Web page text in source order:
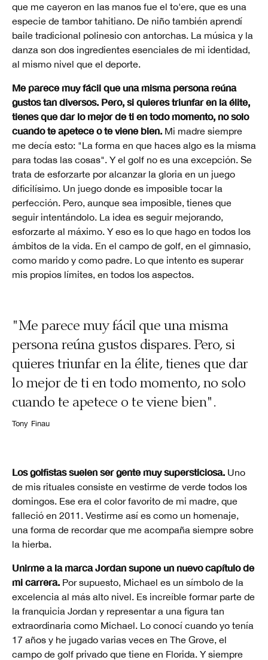
que me cayeron en las manos fue el to'ere, que es una
especie de tambor tahitiano. De niño también aprendí
baile tradicional polinesio con antorchas. La música y la
danza son dos ingredientes esenciales de mi identidad,
al mismo nivel que el deporte.
Me parece muy fácil que una misma persona reúna
gustos tan diversos. Pero, si quieres triunfar en la élite,
tienes que dar lo mejor de ti en todo momento, no solo
cuando te apetece o te viene bien. Mi madre siempre
me decía esto: "La forma en que haces algo es la misma
para todas las cosas". Y el golf no es una excepción. Se
trata de esforzarte por alcanzar la gloria en un juego
dificilísimo. Un juego donde es imposible tocar la
perfección. Pero, aunque sea imposible, tienes que
seguir intentándolo. La idea es seguir mejorando,
esforzarte al máximo. Y eso es lo que hago en todos los
ámbitos de la vida. En el campo de golf, en el gimnasio,
como marido y como padre. Lo que intento es superar
mis propios límites, en todos los aspectos.
"Me parece muy fácil que una misma
persona reúna gustos dispares. Pero, si
quieres triunfar en la élite, tienes que dar
lo mejor de ti en todo momento, no solo
cuando te apetece o te viene bien".
Tony Finau
Los golfistas suelen ser gente muy supersticiosa. Uno
de mis rituales consiste en vestirme de verde todos los
domingos. Ese era el color favorito de mi madre, que
falleció en 2011. Vestirme así es como un homenaje,
una forma de recordar que me acompaña siempre sobre
la hierba.
Unirme a la marca Jordan supone un nuevo capítulo de
mi carrera. Por supuesto, Michael es un símbolo de la
excelencia al más alto nivel. Es increíble formar parte de
la franquicia Jordan y representar a una figura tan
extraordinaria como Michael. Lo conocí cuando yo tenía
17 años y he jugado varias veces en The Grove, el
campo de golf privado que tiene en Florida. Y siempre